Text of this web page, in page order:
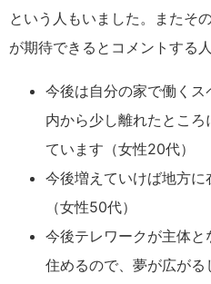
という人もいました。またそ
が期待できるとコメントする
今後は自分の家で働く
内から少し離れたとこ
ています（女性20代）
今後増えていけば地方に
（女性50代）
今後テレワークが主体
住めるので、夢が広が